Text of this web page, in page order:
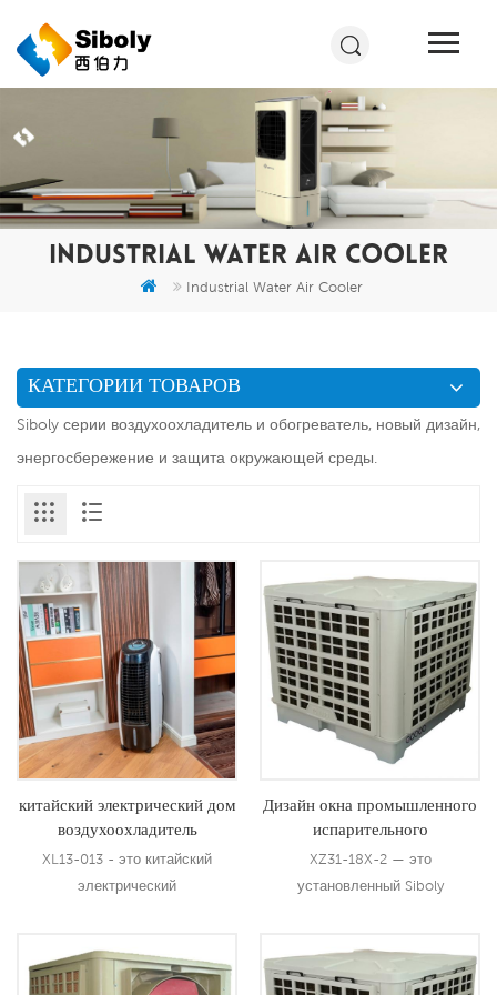
INDUSTRIAL WATER AIR COOLER
Industrial Water Air Cooler
КАТЕГОРИИ ТОВАРОВ
Siboly серии воздухоохладитель и обогреватель, новый дизайн,
энергосбережение и защита окружающей среды.
китайский электрический дом
воздухоохладитель
вентилятор завод китайский
внутренний испарительный
воздухоохладителей
промышленный водяной
XL13-013 - это китайский
электрический
технология охлаждения
Подробнее
Дизайн окна промышленного
испарительного
воздухоохладителя 18000
XZ31-18X-2 — это
установленный Siboly
можно использовать для всех
Подробнее